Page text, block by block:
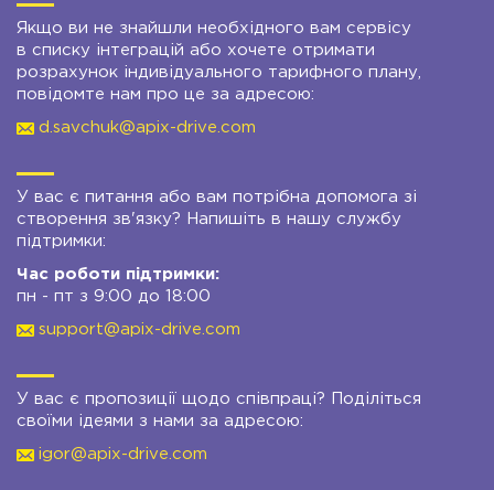
Якщо ви не знайшли необхідного вам сервісу
в списку інтеграцій або хочете отримати
розрахунок індивідуального тарифного плану,
повідомте нам про це за адресою:
d.savchuk@apix-drive.com
У вас є питання або вам потрібна допомога зі
створення зв'язку? Напишіть в нашу службу
підтримки:
Час роботи підтримки:
пн - пт з 9:00 до 18:00
support@apix-drive.com
У вас є пропозиції щодо співпраці? Поділіться
своїми ідеями з нами за адресою:
igor@apix-drive.com